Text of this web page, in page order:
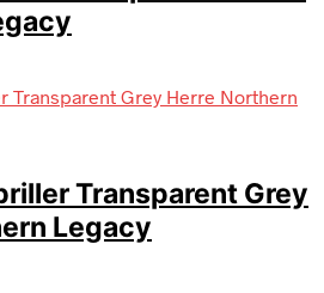
Transparent Grey
Legacy